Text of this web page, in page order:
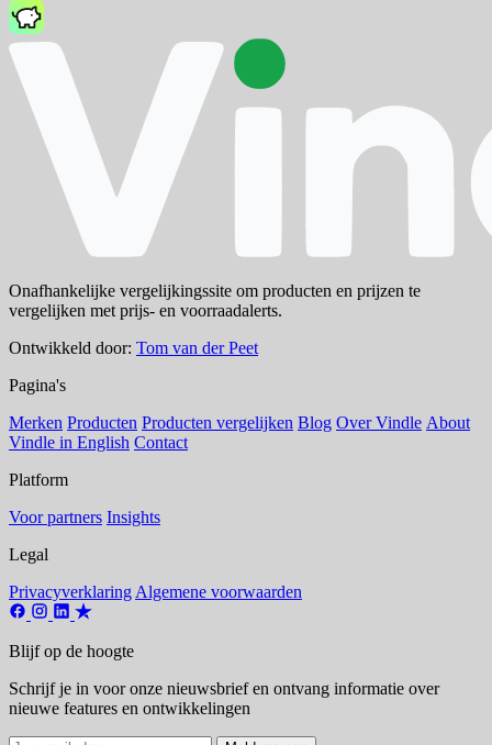
Onafhankelijke vergelijkingssite om producten en prijzen te
vergelijken met prijs- en voorraadalerts.
Ontwikkeld door: Tom van der Peet
Pagina's
Merken Producten Producten vergelijken Blog Over Vindle About
Vindle in English Contact
Platform
Voor partners Insights
Legal
Privacyverklaring Algemene voorwaarden
Blijf op de hoogte
Schrijf je in voor onze nieuwsbrief en ontvang informatie over
nieuwe features en ontwikkelingen